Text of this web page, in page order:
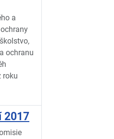
a
ochranu
roku
2017